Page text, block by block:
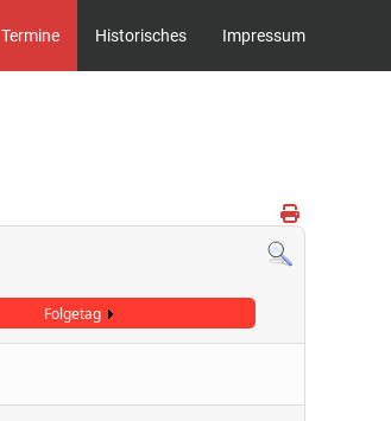
Termine Historisches Impressum
Folgetag